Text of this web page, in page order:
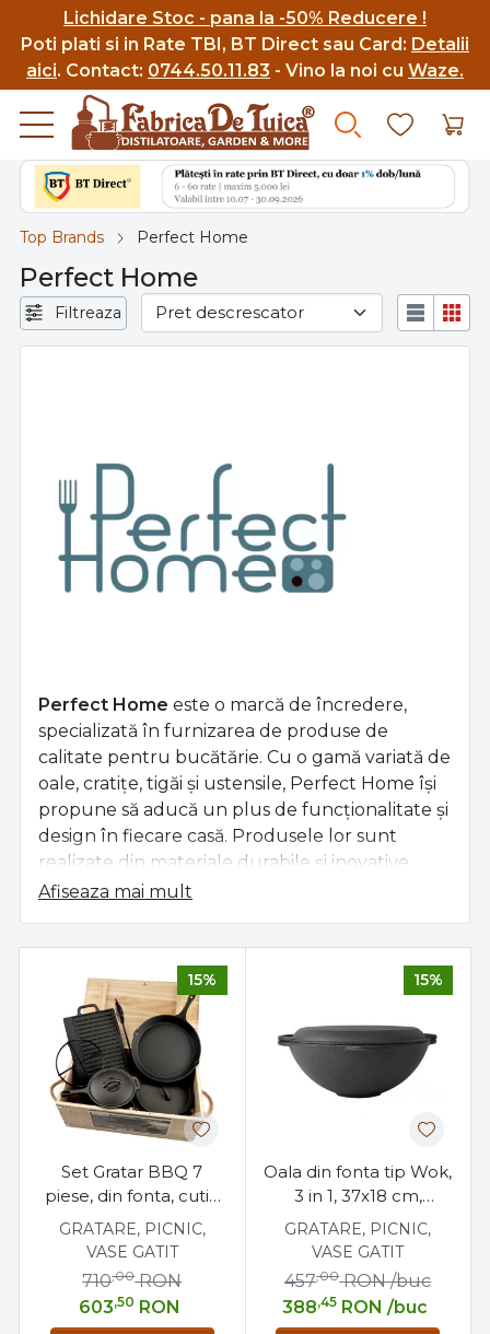
Lichidare Stoc - pana la -50% Reducere !
Poti plati si in Rate TBI, BT Direct sau Card: Detalii
aici. Contact: 0744.50.11.83 - Vino la noi cu Waze.
Top Brands Perfect Home
Perfect Home
Filtreaza
Perfect Home este o marcă de încredere,
specializată în furnizarea de produse de
calitate pentru bucătărie. Cu o gamă variată de
oale, cratițe, tigăi și ustensile, Perfect Home își
propune să aducă un plus de funcționalitate și
design în fiecare casă. Produsele lor sunt
realizate din materiale durabile și inovative,
oferind performanță excelentă și confort în
soluții perfecte pentru fiecare nevoie din
bucătăria ta, aducându-ți un mix ideal de
calitate, stil și accesibilitate.
Afiseaza mai mult
15%
Set Gratar BBQ 7
piese, din fonta, cutie
de lemn
GRATARE, PICNIC,
VASE GATIT
603,50 RON
710,00 RON
15%
Oala din fonta tip Wok,
3 in 1, 37x18 cm,
Perfect Home
GRATARE, PICNIC,
VASE GATIT
388,45 RON /buc
457,00 RON /buc